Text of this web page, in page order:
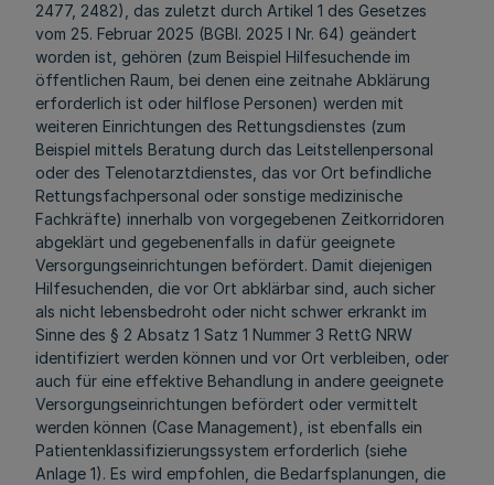
2477, 2482), das zuletzt durch Artikel 1 des Gesetzes
vom 25. Februar 2025 (BGBl. 2025 I Nr. 64) geändert
worden ist, gehören (zum Beispiel Hilfesuchende im
öffentlichen Raum, bei denen eine zeitnahe Abklärung
erforderlich ist oder hilflose Personen) werden mit
weiteren Einrichtungen des Rettungsdienstes (zum
Beispiel mittels Beratung durch das Leitstellenpersonal
oder des Telenotarztdienstes, das vor Ort befindliche
Rettungsfachpersonal oder sonstige medizinische
Fachkräfte) innerhalb von vorgegebenen Zeitkorridoren
abgeklärt und gegebenenfalls in dafür geeignete
Versorgungseinrichtungen befördert. Damit diejenigen
Hilfesuchenden, die vor Ort abklärbar sind, auch sicher
als nicht lebensbedroht oder nicht schwer erkrankt im
Sinne des § 2 Absatz 1 Satz 1 Nummer 3 RettG NRW
identifiziert werden können und vor Ort verbleiben, oder
auch für eine effektive Behandlung in andere geeignete
Versorgungseinrichtungen befördert oder vermittelt
werden können (Case Management), ist ebenfalls ein
Patientenklassifizierungssystem erforderlich (siehe
Anlage 1). Es wird empfohlen, die Bedarfsplanungen, die